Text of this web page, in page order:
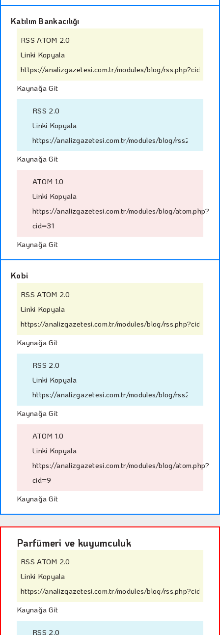
Katılım Bankacılığı
RSS ATOM 2.0
Linki Kopyala
https://analizgazetesi.com.tr/modules/blog/rss.php?cid=31
Kaynağa Git
RSS 2.0
Linki Kopyala
https://analizgazetesi.com.tr/modules/blog/
Kaynağa Git
ATOM 1.0
Linki Kopyala
https://analizgazetesi.com.tr/modules/blog/atom.php?
cid=31
Kaynağa Git
Kobi
RSS ATOM 2.0
Linki Kopyala
https://analizgazetesi.com.tr/modules/blog/rss.php?cid=9
Kaynağa Git
RSS 2.0
Linki Kopyala
https://analizgazetesi.com.tr/modules/blog/
Kaynağa Git
ATOM 1.0
Linki Kopyala
https://analizgazetesi.com.tr/modules/blog/atom.php?
cid=9
Kaynağa Git
Parfümeri ve kuyumculuk
RSS ATOM 2.0
Linki Kopyala
https://analizgazetesi.com.tr/modules/blog/rss.php?cid=60
Kaynağa Git
RSS 2.0